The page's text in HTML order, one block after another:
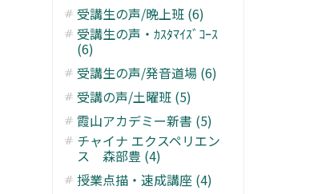
受講生の声/晩上班 (6)
受講生の声・ｶｽﾀﾏｲｽﾞｺｰｽ
(6)
受講生の声/発音道場 (6)
受講の声/土曜班 (5)
霞山アカデミー新書 (5)
チャイナ エクスペリエン
ス 森部豊 (4)
授業点描・速成講座 (4)